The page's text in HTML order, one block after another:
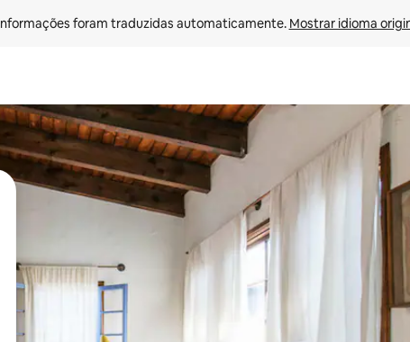
foram traduzidas automaticamente. Mostrar idioma